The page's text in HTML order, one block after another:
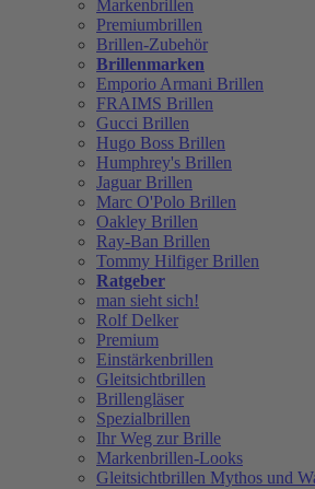
Markenbrillen
Premiumbrillen
Brillen-Zubehör
Brillenmarken
Emporio Armani Brillen
FRAIMS Brillen
Gucci Brillen
Hugo Boss Brillen
Humphrey's Brillen
Jaguar Brillen
Marc O'Polo Brillen
Oakley Brillen
Ray-Ban Brillen
Tommy Hilfiger Brillen
Ratgeber
man sieht sich!
Rolf Delker
Premium
Einstärkenbrillen
Gleitsichtbrillen
Brillengläser
Spezialbrillen
Ihr Weg zur Brille
Markenbrillen-Looks
Gleitsichtbrillen Mythos und